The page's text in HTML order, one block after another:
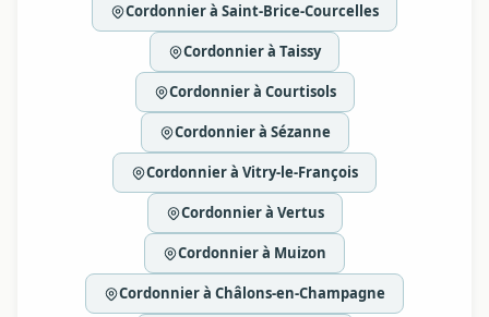
Cordonnier à Saint-Brice-Courcelles
Cordonnier à Taissy
Cordonnier à Courtisols
Cordonnier à Sézanne
Cordonnier à Vitry-le-François
Cordonnier à Vertus
Cordonnier à Muizon
Cordonnier à Châlons-en-Champagne